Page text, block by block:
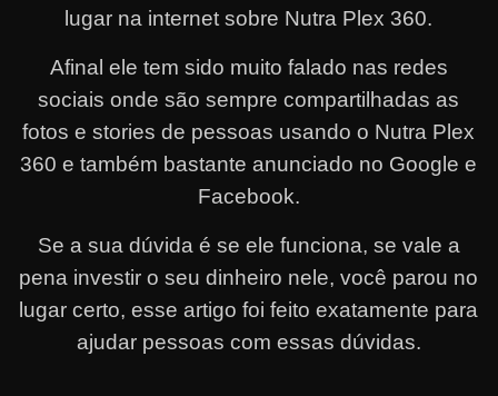
u
r
d
lugar na internet sobre Nutra Plex 360.
Afinal ele tem sido muito falado nas redes
sociais onde são sempre compartilhadas as
fotos e stories de pessoas usando o Nutra Plex
360 e também bastante anunciado no Google e
Facebook.
Se a sua dúvida é se ele funciona, se vale a
pena investir o seu dinheiro nele, você parou no
lugar certo, esse artigo foi feito exatamente para
ajudar pessoas com essas dúvidas.